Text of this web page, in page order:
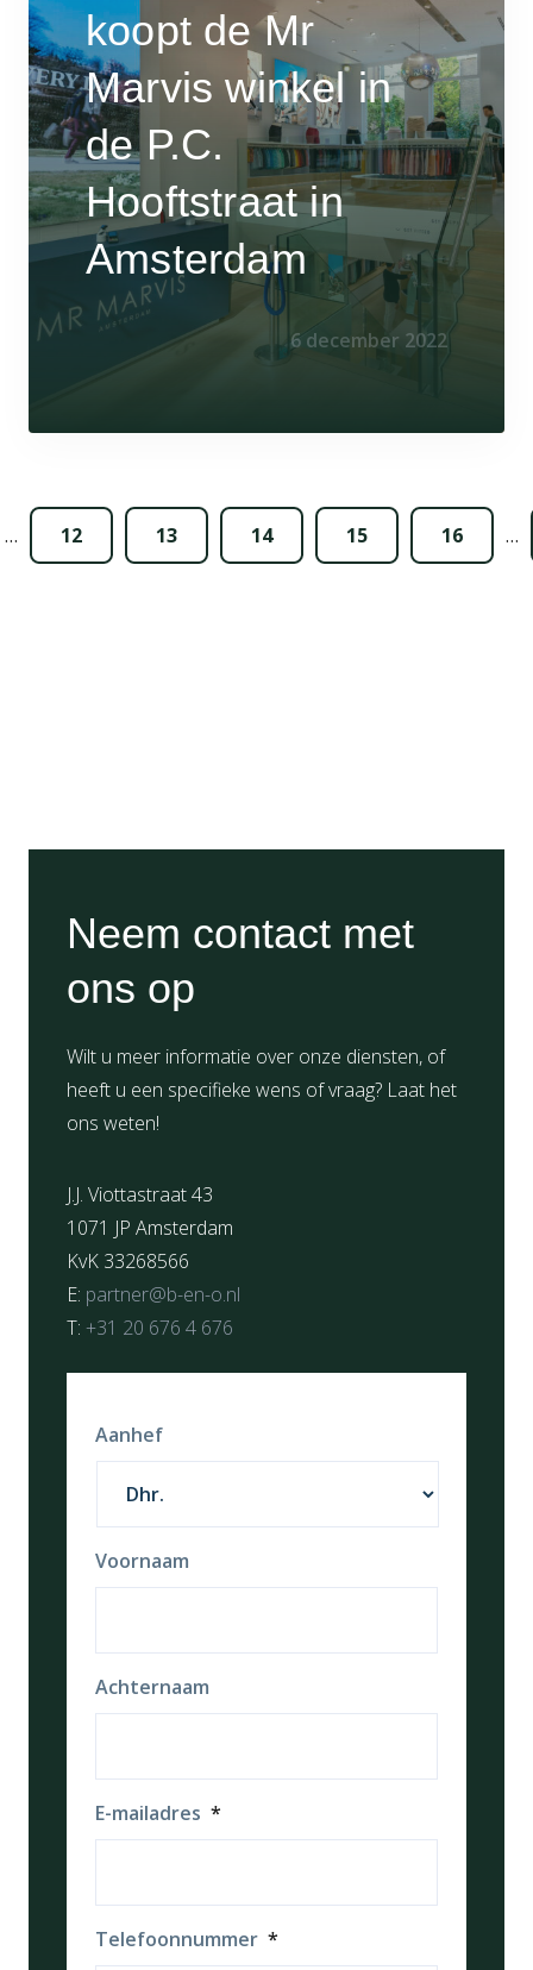
koopt de Mr
Marvis winkel in
de P.C.
Hooftstraat in
Amsterdam
6 december 2022
… 12 13 14 15 16 …
Neem contact met
ons op
Wilt u meer informatie over onze diensten, of
heeft u een specifieke wens of vraag? Laat het
ons weten!
J.J. Viottastraat 43
1071 JP Amsterdam
KvK 33268566
E: partner@b-en-o.nl
T: +31 20 676 4 676
Aanhef
Voornaam
Achternaam
E-mailadres *
Telefoonnummer *